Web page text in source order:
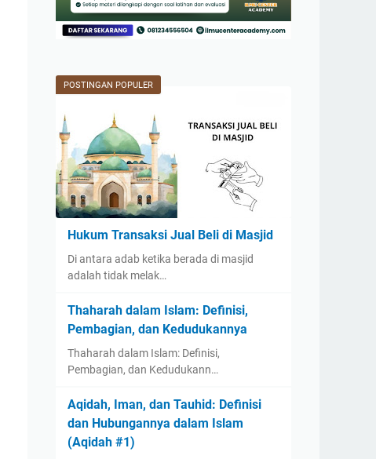
POSTINGAN POPULER
Hukum Transaksi Jual Beli di Masjid
Di antara adab ketika berada di masjid
adalah tidak melak…
Thaharah dalam Islam: Definisi,
Pembagian, dan Kedudukannya
Thaharah dalam Islam: Definisi,
Pembagian, dan Kedudukann…
Aqidah, Iman, dan Tauhid: Definisi
dan Hubungannya dalam Islam
(Aqidah #1)